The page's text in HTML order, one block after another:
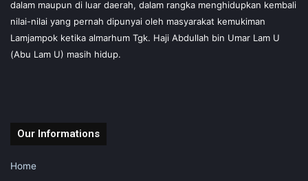
dalam maupun di luar daerah, dalam rangka menghidupkan kembali
nilai-nilai yang pernah dipunyai oleh masyarakat kemukiman
Lamjampok ketika almarhum Tgk. Haji Abdullah bin Umar Lam U
(Abu Lam U) masih hidup.
Our Informations
Home